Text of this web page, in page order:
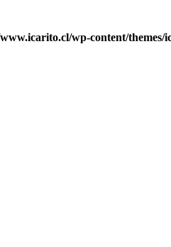
wp-content/themes/